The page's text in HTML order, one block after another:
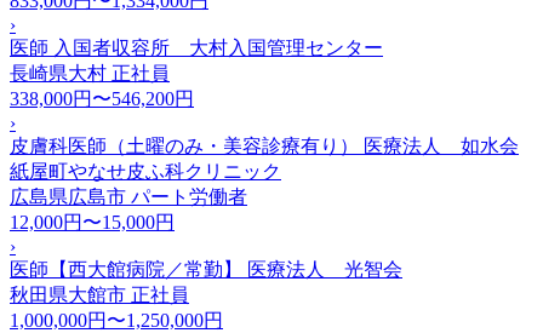
›
医師 入国者収容所 大村入国管理センター
長崎県大村 正社員
338,000円〜546,200円
›
皮膚科医師（土曜のみ・美容診療有り） 医療法人 如水会
紙屋町やなせ皮ふ科クリニック
広島県広島市 パート労働者
12,000円〜15,000円
›
医師【西大館病院／常勤】 医療法人 光智会
秋田県大館市 正社員
1,000,000円〜1,250,000円